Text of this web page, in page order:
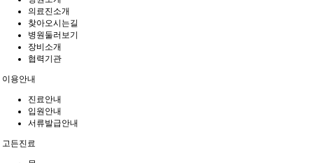
의료진소개
찾아오시는길
병원둘러보기
장비소개
협력기관
이용안내
진료안내
입원안내
서류발급안내
고든진료